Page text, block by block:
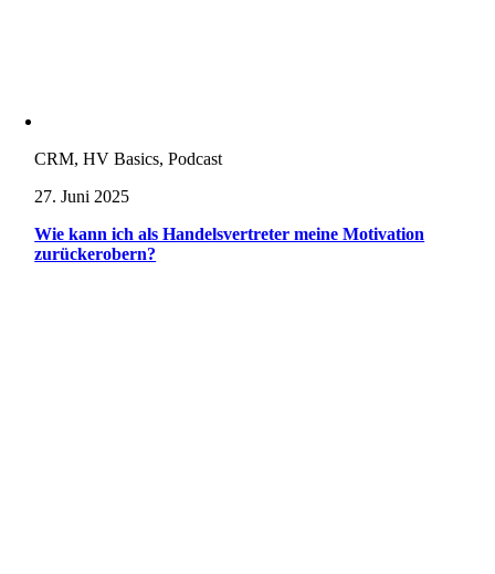
CRM, HV Basics, Podcast
27. Juni 2025
Wie kann ich als Handelsvertreter meine Motivation
zurückerobern?